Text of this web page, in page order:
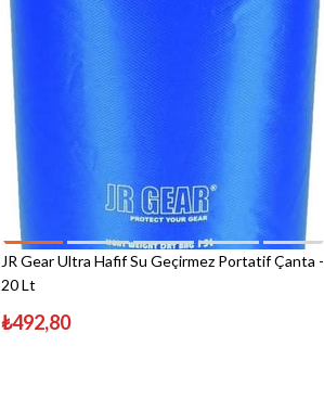
JR Gear Ultra Hafif Su Geçirmez Portatif Çanta -
20 Lt
₺492,80